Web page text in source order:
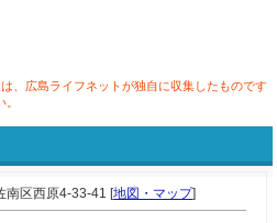
、広島ライフネットが独自に収集したものです
南区西原4-33-41 [地図・マップ]